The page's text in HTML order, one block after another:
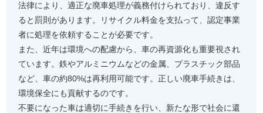
法律により、適正な廃車処理が義務付けられており、違反す
ると罰則があります。リサイクル料金を支払って、認定事業
者に処理を依頼することが必要です。
また、近年は環境への配慮から、車の再資源化も重要視され
ています。鉄やアルミニウムなどの金属、プラスチック部品
など、車の約80%は再利用可能です。正しい廃車手続きは、
環境保全にも貢献するのです。
不要になった車は適切に手続きを行い、新たな形で社会に還